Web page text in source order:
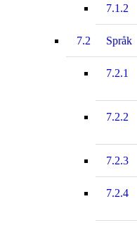
7.1.2
7.2 Språk
7.2.1
7.2.2
7.2.3
7.2.4